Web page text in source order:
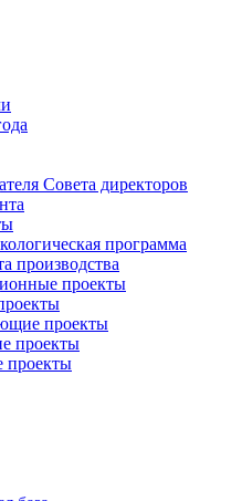
Совета директоров
программа
производства
проекты
проекты
проекты
проекты